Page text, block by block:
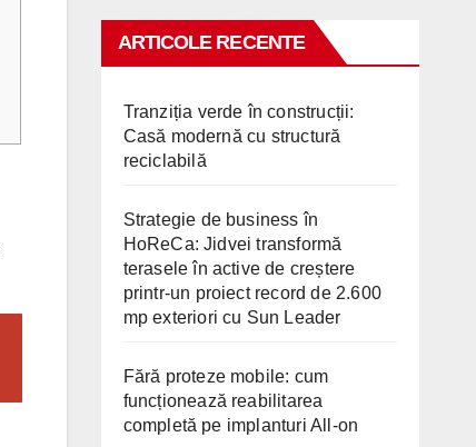
ARTICOLE RECENTE
Tranziția verde în construcții:
Casă modernă cu structură
reciclabilă
Strategie de business în
HoReCa: Jidvei transformă
terasele în active de creștere
printr-un proiect record de 2.600
mp exteriori cu Sun Leader
Fără proteze mobile: cum
funcționează reabilitarea
completă pe implanturi All-on